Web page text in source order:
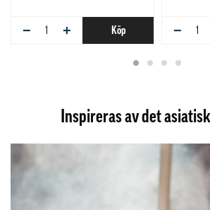
− + Köp −
Inspireras av det